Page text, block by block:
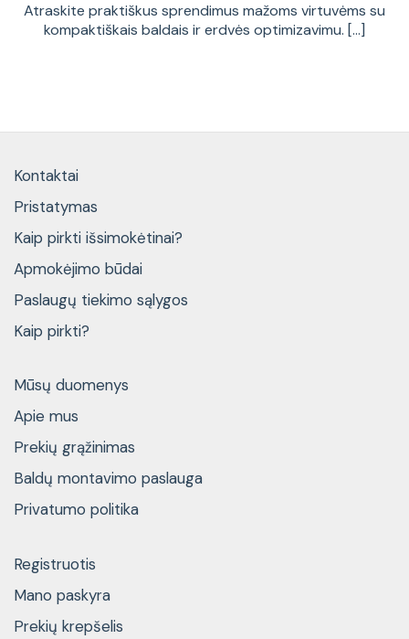
Atraskite praktiškus sprendimus mažoms virtuvėms su
kompaktiškais baldais ir erdvės optimizavimu. [...]
Kontaktai
Pristatymas
Kaip pirkti išsimokėtinai?
Apmokėjimo būdai
Paslaugų tiekimo sąlygos
Kaip pirkti?
Mūsų duomenys
Apie mus
Prekių grąžinimas
Baldų montavimo paslauga
Privatumo politika
Registruotis
Mano paskyra
Prekių krepšelis